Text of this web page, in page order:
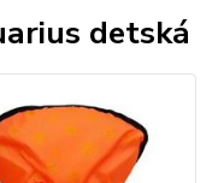
detská